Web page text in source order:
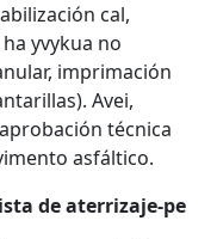
cal,
yvykua no
imprimación
Avei,
técnica
asfáltico.
de aterrizaje-pe